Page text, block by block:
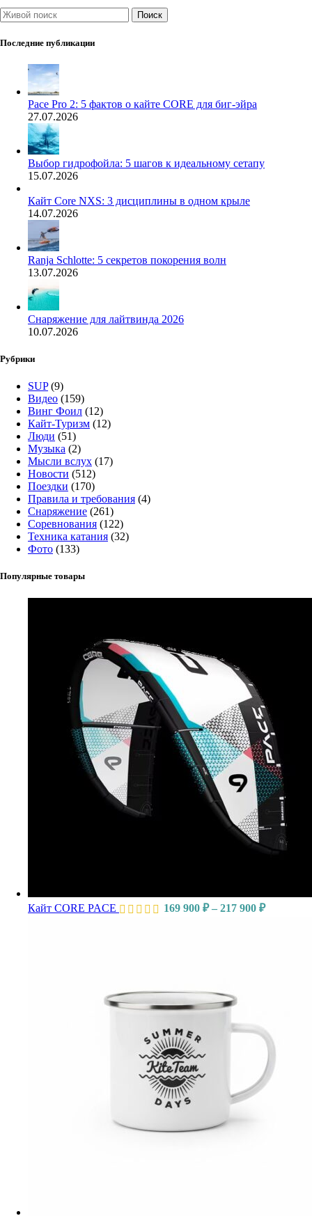
Поиск
Последние публикации
Pace Pro 2: 5 фактов о кайте CORE для биг-эйра
27.07.2026
Выбор гидрофойла: 5 шагов к идеальному сетапу
15.07.2026
Кайт Core NXS: 3 дисциплины в одном крыле
14.07.2026
Ranja Schlotte: 5 секретов покорения волн
13.07.2026
Снаряжение для лайтвинда 2026
10.07.2026
Рубрики
SUP(9)
Видео (159)
Винг Фоил (12)
Кайт-Туризм (12)
Люди (51)
Музыка (2)
Мысли вслух (17)
Новости (512)
Поездки (170)
Правила и требования (4)
Снаряжение (261)
Соревнования (122)
Техника катания (32)
Фото (133)
Популярные товары
Кайт CORE PACE 169 900 ₽ – 217 900 ₽